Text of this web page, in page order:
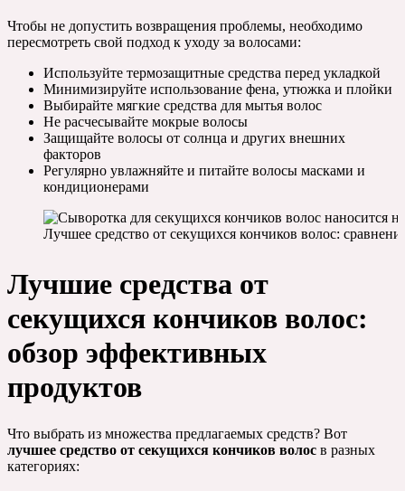
Чтобы не допустить возвращения проблемы, необходимо
пересмотреть свой подход к уходу за волосами:
Используйте термозащитные средства перед укладкой
Минимизируйте использование фена, утюжка и плойки
Выбирайте мягкие средства для мытья волос
Не расчесывайте мокрые волосы
Защищайте волосы от солнца и других внешних
факторов
Регулярно увлажняйте и питайте волосы масками и
кондиционерами
Лучшее средство от секущихся кончиков волос:
Лучшие средства от
секущихся кончиков волос:
обзор эффективных
продуктов
Что выбрать из множества предлагаемых средств? Вот
лучшее средство от секущихся кончиков волос в разных
категориях: